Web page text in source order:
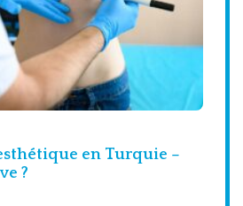
en Turquie –
?